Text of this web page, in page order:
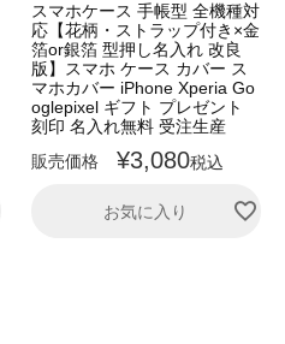
スマホケース 手帳型 全機種対
応【花柄・ストラップ付き×金
箔or銀箔 型押し名入れ 改良
版】スマホ ケース カバー ス
マホカバー iPhone Xperia Go
oglepixel ギフト プレゼント
刻印 名入れ無料 受注生産
販売価格
¥3,080税込
お気に入り